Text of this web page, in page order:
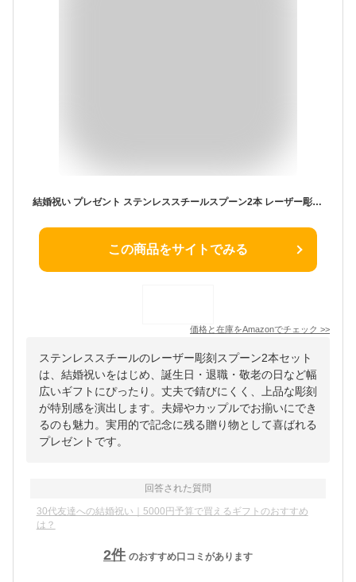
結婚祝い プレゼント ステンレススチールスプーン2本 レーザー彫刻スプーン 敬老の日 退職 誕生日 ギフト 夫婦 カップル 贈り物
この商品をサイトでみる
価格と在庫をAmazonでチェック >>
ステンレススチールのレーザー彫刻スプーン2本セット
は、結婚祝いをはじめ、誕生日・退職・敬老の日など幅
広いギフトにぴったり。丈夫で錆びにくく、上品な彫刻
が特別感を演出します。夫婦やカップルでお揃いにでき
るのも魅力。実用的で記念に残る贈り物として喜ばれる
プレゼントです。
回答された質問
30代友達への結婚祝い｜5000円予算で買えるギフトのおすすめ
は？
2件 のおすすめ口コミがあります